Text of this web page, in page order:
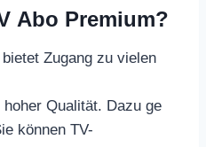
Abo Premium?
Zugang zu vielen
hoher Qualität. Dazu ge
können TV-